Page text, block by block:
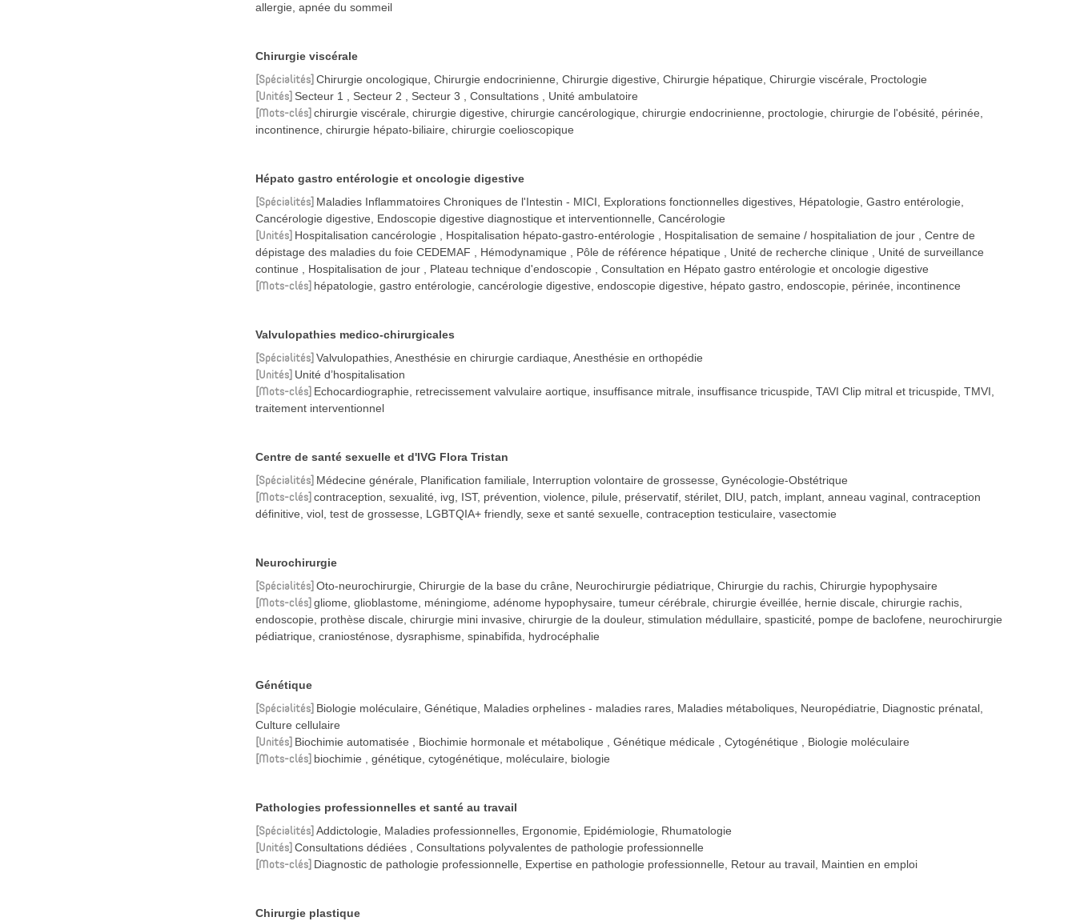
allergie, apnée du sommeil
Chirurgie viscérale
Spécialités Chirurgie oncologique, Chirurgie endocrinienne, Chirurgie digestive, Chirurgie hépatique, Chirurgie viscérale, Proctologie
Unités Secteur 1 Secteur 2 Secteur 3 Consultations Unité ambulatoire
Mots-clés chirurgie viscérale, chirurgie digestive, chirurgie cancérologique, chirurgie endocrinienne, proctologie, chirurgie de l'obésité, périnée,
incontinence, chirurgie hépato-biliaire, chirurgie coelioscopique
Hépato gastro entérologie et oncologie digestive
Spécialités Maladies Inflammatoires Chroniques de l'Intestin - MICI, Explorations fonctionnelles digestives, Hépatologie, Gastro entérologie,
Cancérologie digestive, Endoscopie digestive diagnostique et interventionnelle, Cancérologie
Unités Hospitalisation cancérologie Hospitalisation hépato-gastro-entérologie Hospitalisation de semaine / hospitaliation de jour
Centre de
dépistage des maladies du foie CEDEMAF
Hémodynamique Pôle de référence hépatique Unité de recherche clinique
Unité de surveillance
continue
Hospitalisation de jour Plateau technique d'endoscopie Consultation en Hépato gastro entérologie et oncologie digestive
Mots-clés hépatologie, gastro entérologie, cancérologie digestive, endoscopie digestive, hépato gastro, endoscopie, périnée, incontinence
Valvulopathies medico-chirurgicales
Spécialités Valvulopathies, Anesthésie en chirurgie cardiaque, Anesthésie en orthopédie
Unités Unité d’hospitalisation
Mots-clés Echocardiographie, retrecissement valvulaire aortique, insuffisance mitrale, insuffisance tricuspide, TAVI Clip mitral et tricuspide, TMVI,
traitement interventionnel
Centre de santé sexuelle et d'IVG Flora Tristan
Spécialités Médecine générale, Planification familiale, Interruption volontaire de grossesse, Gynécologie-Obstétrique
Mots-clés contraception, sexualité, ivg, IST, prévention, violence, pilule, préservatif, stérilet, DIU, patch, implant, anneau vaginal, contraception
définitive, viol, test de grossesse, LGBTQIA+ friendly, sexe et santé sexuelle, contraception testiculaire, vasectomie
Neurochirurgie
Spécialités Oto-neurochirurgie, Chirurgie de la base du crâne, Neurochirurgie pédiatrique, Chirurgie du rachis, Chirurgie hypophysaire
Mots-clés gliome, glioblastome, méningiome, adénome hypophysaire, tumeur cérébrale, chirurgie éveillée, hernie discale, chirurgie rachis,
endoscopie, prothèse discale, chirurgie mini invasive, chirurgie de la douleur, stimulation médullaire, spasticité, pompe de baclofene, neurochirurgie
pédiatrique, craniosténose, dysraphisme, spinabifida, hydrocéphalie
Génétique
Spécialités Biologie moléculaire, Génétique, Maladies orphelines - maladies rares, Maladies métaboliques, Neuropédiatrie, Diagnostic prénatal,
Culture cellulaire
Unités Biochimie automatisée Biochimie hormonale et métabolique Génétique médicale Cytogénétique Biologie moléculaire
Mots-clés biochimie , génétique, cytogénétique, moléculaire, biologie
Pathologies professionnelles et santé au travail
Spécialités Addictologie, Maladies professionnelles, Ergonomie, Epidémiologie, Rhumatologie
Unités Consultations dédiées Consultations polyvalentes de pathologie professionnelle
Mots-clés Diagnostic de pathologie professionnelle, Expertise en pathologie professionnelle, Retour au travail, Maintien en emploi
Chirurgie plastique